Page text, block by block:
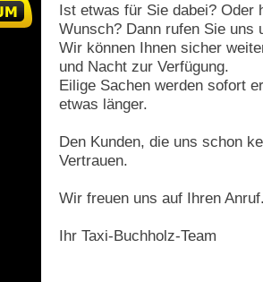
Ist etwas für Sie dabei? Oder
Wunsch? Dann rufen Sie uns
Wir können Ihnen sicher
und Nacht zur Verfügung.
Eilige Sachen werden sofort
etwas länger.
Den Kunden, die uns schon
Vertrauen.
Wir freuen uns auf Ihren
Ihr Taxi-Buchholz-Team